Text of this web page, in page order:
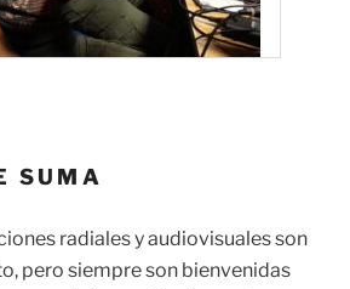
SUMA
radiales y audiovisuales son
pero siempre son bienvenidas